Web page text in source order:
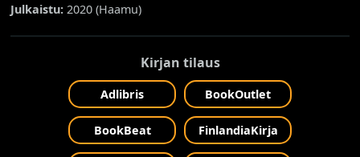
Julkaistu: 2020 (Haamu)
Kirjan tilaus
Adlibris BookOutlet
BookBeat FinlandiaKirja